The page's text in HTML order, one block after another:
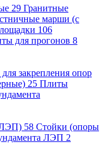
29 Гранитные
марши (с
106
для прогонов 8
закрепления опор
25 Плиты
58 Стойки (опоры
ЛЭП 2